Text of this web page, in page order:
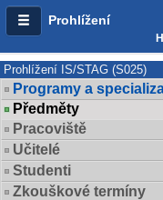
Prohlížení
Prohlížení IS/STAG (S025)
Programy a
Předměty
Pracoviště
Učitelé
Studenti
Zkouškové termíny